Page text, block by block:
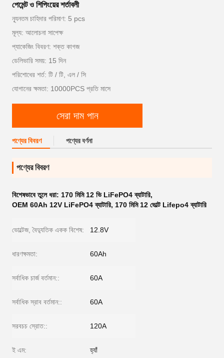
পেমেন্ট ও শিপিংয়ের শর্তাবলী
ন্যূনতম চাহিদার পরিমাণ: 5 pcs
মূল্য: আলোচনা সাপেক্ষ
প্যাকেজিং বিবরণ: শক্ত কাগজ
ডেলিভারি সময়: 15 দিন
পরিশোধের শর্ত: টি / টি, এল / সি
যোগানের ক্ষমতা: 10000PCS প্রতি মাসে
সেরা দাম পান
পণ্যের বিবরণ পণ্যের বর্ণনা
পণ্যের বিবরণ
বিশেষভাবে তুলে ধরা: 170 মিমি 12 ভি LiFePO4 ব্যাটারি,
OEM 60Ah 12V LiFePO4 ব্যাটারি, 170 মিমি 12 ভোল্ট Lifepo4 ব্যাটারি
ভোল্টেজ, বৈদ্যুতিক একক বিশেষ: 12.8V
ধারণক্ষমতা: 60Ah
সর্বাধিক চার্জ বর্তমান:: 60A
সর্বাধিক স্রাব বর্তমান:: 60A
সরবচচ স্রোত:: 120A
ই এম: হ্যাঁ